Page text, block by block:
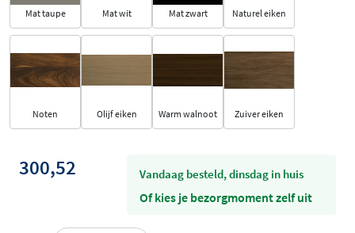
Mat taupe Mat wit Mat zwart Naturel eiken
Noten Olijf eiken Warm walnoot Zuiver eiken
300,52 vandaag besteld, dinsdag in huis
Of kies je bezorgmoment zelf uit